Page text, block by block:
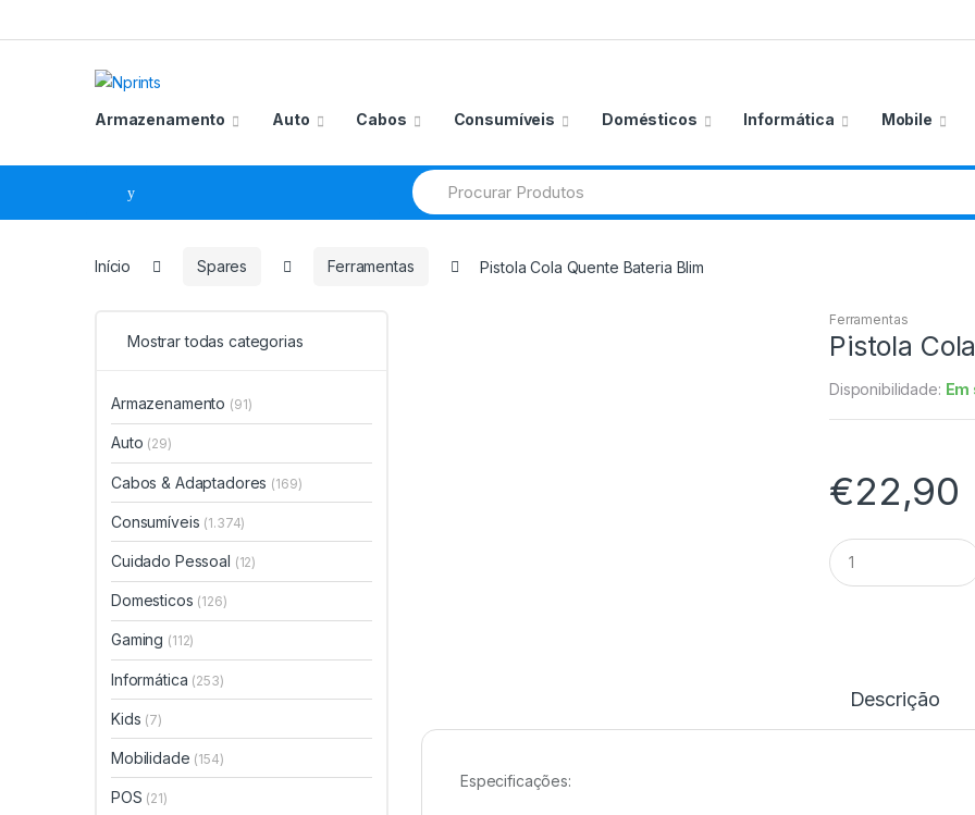
para
para
Armazenamento Auto Cabos Consumíveis Domésticos Informática Mobile
Procurar
por:
Início Spares Ferramentas Pistola Cola Quente Bateria Blim
Ferramentas
Pistola
Disponibilidade:
€22,90
Pistola
Cola
Quente
Descrição
Especificações:
Mostrar todas categorias
Armazenamento (91)
Auto (29)
Cabos & Adaptadores (169)
Consumíveis (1.374)
Cuidado Pessoal (12)
Domesticos (126)
Gaming (112)
Informática (253)
Kids (7)
Mobilidade (154)
POS (21)